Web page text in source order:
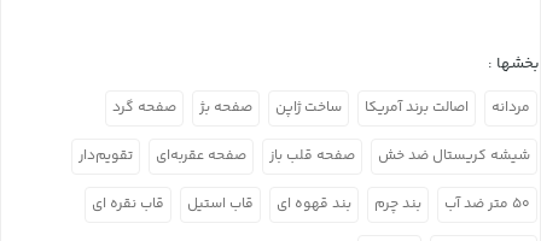
بخشها :
مردانه اصالت برند آمریکا ساخت ژاپن صفحه بژ صفحه گرد
شیشه کریستال ضد خش صفحه قلب باز صفحه عقربه‌ای تقویم‌دار
۵۰ متر ضد آب بند چرم بند قهوه ای قاب استیل قاب نقره ای